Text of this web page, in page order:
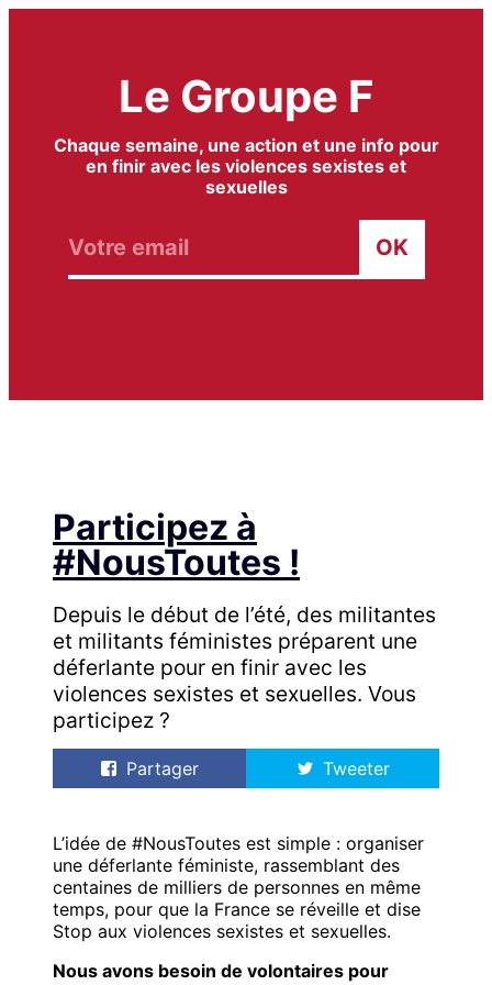
Le Groupe F
Chaque semaine, une action et une info pour
en finir avec les violences sexistes et
sexuelles
Participez à
#NousToutes !
Depuis le début de l’été, des militantes
et militants féministes préparent une
déferlante pour en finir avec les
violences sexistes et sexuelles. Vous
participez ?
Partager Tweeter
L’idée de #NousToutes est simple : organiser
une déferlante féministe, rassemblant des
centaines de milliers de personnes en même
temps, pour que la France se réveille et dise
Stop aux violences sexistes et sexuelles.
Nous avons besoin de volontaires pour